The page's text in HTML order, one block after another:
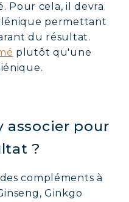
Pour cela, il devra
permettant
du résultat.
plutôt qu'une
associer pour
?
compléments à
Ginkgo